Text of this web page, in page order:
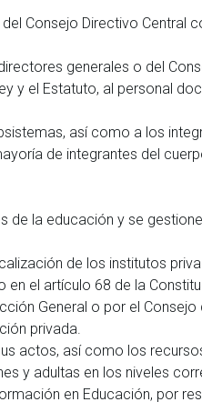
Consejo Directivo Central
generales o del
y el Estatuto, al personal
así como a los
de integrantes del
de la educación y se
de los institutos
el artículo 68 de la
General o por el
privada.
actos, así como los
y adultas en los niveles
en Educación, por